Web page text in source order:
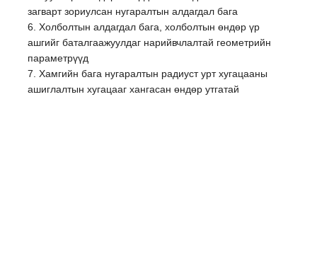
загварт зориулсан нугаралтын алдагдал бага
6. Холболтын алдагдал бага, холболтын өндөр үр
ашгийг баталгаажуулдаг нарийвчлалтай геометрийн
параметрүүд
7. Хамгийн бага нугаралтын радиуст урт хугацааны
ашиглалтын хугацааг хангасан өндөр утгатай